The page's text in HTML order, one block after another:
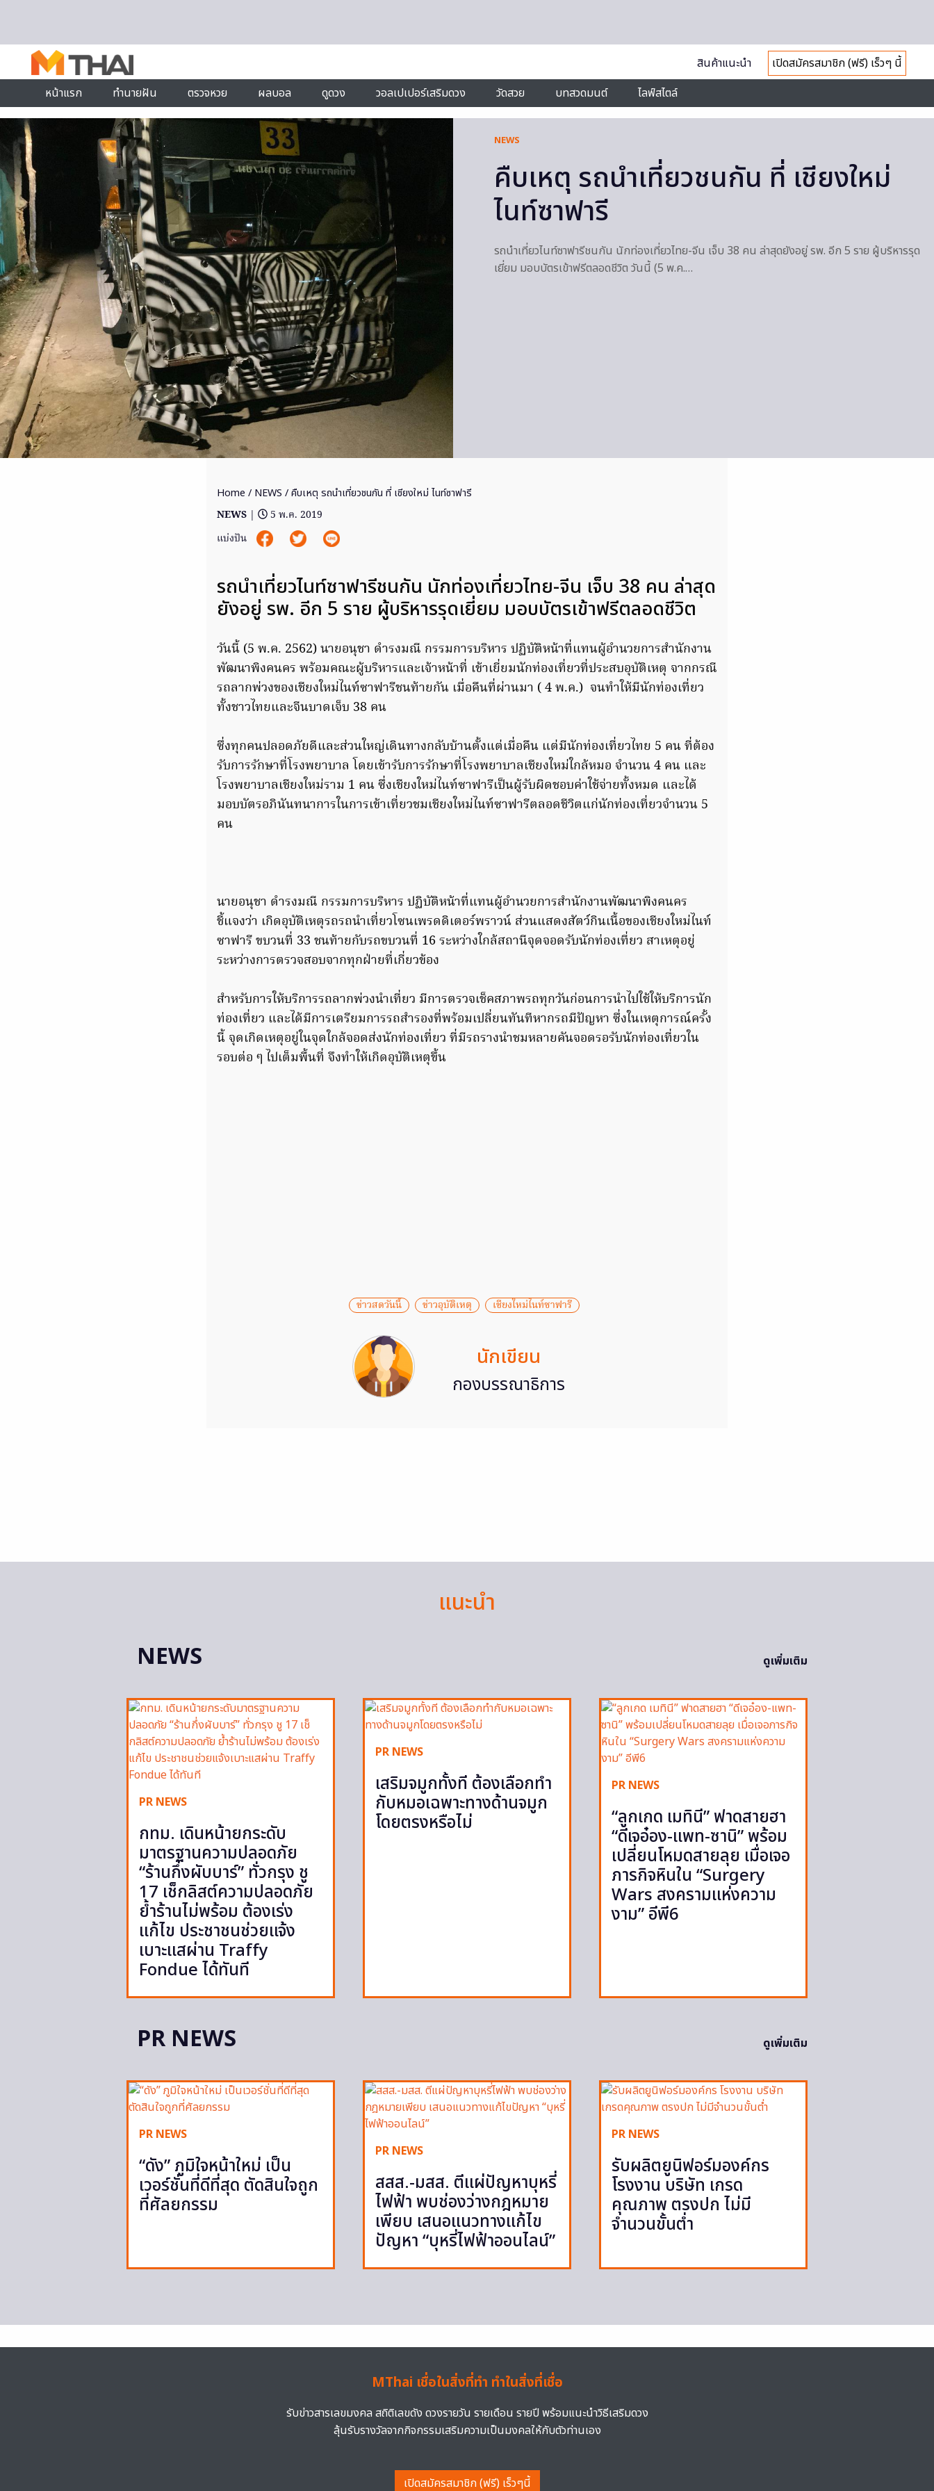
สินค้าแนะนำ
เปิดสมัครสมาชิก (ฟรี) เร็วๆ นี้
หน้าแรก
ทำนายฝัน ตรวจหวย ผลบอล ดูดวง วอลเปเปอร์เสริมดวง วัดสวย บทสวดมนต์ ไลฟ์สไตล์
NEWS
คืบเหตุ รถนำเที่ยวชนกัน ที่ เชียงใหม่
ไนท์ซาฟารี
รถนำเที่ยวไนท์ซาฟารีชนกัน นักท่องเที่ยวไทย-จีน เจ็บ 38 คน ล่าสุดยังอยู่ รพ. อีก 5 ราย ผู้บริหารรุด
เยี่ยม มอบบัตรเข้าฟรีตลอดชีวิต วันนี้ (5 พ.ค.…
Home / NEWS / คืบเหตุ รถนำเที่ยวชนกัน ที่ เชียงใหม่ ไนท์ซาฟารี
NEWS |
5 พ.ค. 2019
แบ่งปัน
รถนำเที่ยวไนท์ซาฟารีชนกัน นักท่องเที่ยวไทย-จีน เจ็บ 38 คน ล่าสุด
ยังอยู่ รพ. อีก 5 ราย ผู้บริหารรุดเยี่ยม มอบบัตรเข้าฟรีตลอดชีวิต
วันนี้ (5 พ.ค. 2562) นายอนุชา ดำรงมณี กรรมการบริหาร ปฏิบัติหน้าที่แทนผู้อำนวยการสำนักงาน
พัฒนาพิงคนคร พร้อมคณะผู้บริหารและเจ้าหน้าที่ เข้าเยี่ยมนักท่องเที่ยวที่ประสบอุบัติเหตุ จากกรณี
รถลากพ่วงของเชียงใหม่ไนท์ซาฟารีชนท้ายกัน เมื่อคืนที่ผ่านมา ( 4 พ.ค.) จนทำให้มีนักท่องเที่ยว
ทั้งชาวไทยและจีนบาดเจ็บ 38 คน
ซึ่งทุกคนปลอดภัยดีและส่วนใหญ่เดินทางกลับบ้านตั้งแต่เมื่อคืน แต่มีนักท่องเที่ยวไทย 5 คน ที่ต้อง
รับการรักษาที่โรงพยาบาล โดยเข้ารับการรักษาที่โรงพยาบาลเชียงใหม่ใกล้หมอ จำนวน 4 คน และ
โรงพยาบาลเชียงใหม่ราม 1 คน ซึ่งเชียงใหม่ไนท์ซาฟารีเป็นผู้รับผิดชอบค่าใช้จ่ายทั้งหมด และได้
มอบบัตรอภินันทนาการในการเข้าเที่ยวชมเชียงใหม่ไนท์ซาฟารีตลอดชีวิตแก่นักท่องเที่ยวจำนวน 5
คน
นายอนุชา ดำรงมณี กรรมการบริหาร ปฏิบัติหน้าที่แทนผู้อำนวยการสำนักงานพัฒนาพิงคนคร
ชี้แจงว่า เกิดอุบัติเหตุรถรถนำเที่ยวโซนเพรดดิเตอร์พราวน์ ส่วนแสดงสัตว์กินเนื้อของเชียงใหม่ไนท์
ซาฟารี ขบวนที่ 33 ชนท้ายกับรถขบวนที่ 16 ระหว่างใกล้สถานีจุดจอดรับนักท่องเที่ยว สาเหตุอยู่
ระหว่างการตรวจสอบจากทุกฝ่ายที่เกี่ยวข้อง
สำหรับการให้บริการรถลากพ่วงนำเที่ยว มีการตรวจเช็คสภาพรถทุกวันก่อนการนำไปใช้ให้บริการนัก
ท่องเที่ยว และได้มีการเตรียมการรถสำรองที่พร้อมเปลี่ยนทันทีหากรถมีปัญหา ซึ่งในเหตุการณ์ครั้ง
นี้ จุดเกิดเหตุอยู่ในจุดใกล้จอดส่งนักท่องเที่ยว ที่มีรถรางนำชมหลายคันจอดรอรับนักท่องเที่ยวใน
รอบต่อ ๆ ไปเต็มพื้นที่ จึงทำให้เกิดอุบัติเหตุขึ้น
ข่าวสดวันนี้ ข่าวอุบัติเหตุ เชียงใหม่ไนท์ซาฟารี
นักเขียน
กองบรรณาธิการ
แนะนำ
NEWS
ดูเพิ่มเติม
PR NEWS
กทม. เดินหน้ายกระดับ
มาตรฐานความปลอดภัย
“ร้านกึ่งผับบาร์” ทั่วกรุง ชู
17 เช็กลิสต์ความปลอดภัย
ย้ำร้านไม่พร้อม ต้องเร่ง
แก้ไข ประชาชนช่วยแจ้ง
เบาะแสผ่าน Traffy
Fondue ได้ทันที
PR NEWS
เสริมจมูกทั้งที ต้องเลือกทำ
กับหมอเฉพาะทางด้านจมูก
โดยตรงหรือไม่
PR NEWS
“ลูกเกด เมทินี” ฟาดสายฮา
“ดีเจอ๋อง-แพท-ซานิ” พร้อม
เปลี่ยนโหมดสายลุย เมื่อเจอ
ภารกิจหินใน “Surgery
Wars สงครามแห่งความ
งาม” อีพี6
PR NEWS ดูเพิ่มเติม
PR NEWS
“ดัง” ภูมิใจหน้าใหม่ เป็น
เวอร์ชั่นที่ดีที่สุด ตัดสินใจถูก
ที่ศัลยกรรม
PR NEWS
สสส.-มสส. ตีแผ่ปัญหาบุหรี่
ไฟฟ้า พบช่องว่างกฎหมาย
เพียบ เสนอแนวทางแก้ไข
ปัญหา “บุหรี่ไฟฟ้าออนไลน์”
PR NEWS
รับผลิตยูนิฟอร์มองค์กร
โรงงาน บริษัท เกรด
คุณภาพ ตรงปก ไม่มี
จำนวนขั้นต่ำ
MThai เชื่อในสิ่งที่ทำ ทำในสิ่งที่เชื่อ
รับข่าวสารเลขมงคล สถิติเลขดัง ดวงรายวัน รายเดือน รายปี พร้อมแนะนำวิธีเสริมดวง
ลุ้นรับรางวัลจากกิจกรรมเสริมความเป็นมงคลให้กับตัวท่านเอง
เปิดสมัครสมาชิก (ฟรี) เร็วๆนี้